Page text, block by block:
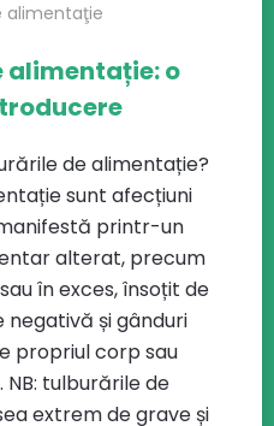
alimentaţie
alimentație: o
de alimentație?
sunt afecțiuni
printr-un
alterat, precum
în exces, însoțit de
negativă și gânduri
propriul corp sau
tulburările de
extrem de grave și